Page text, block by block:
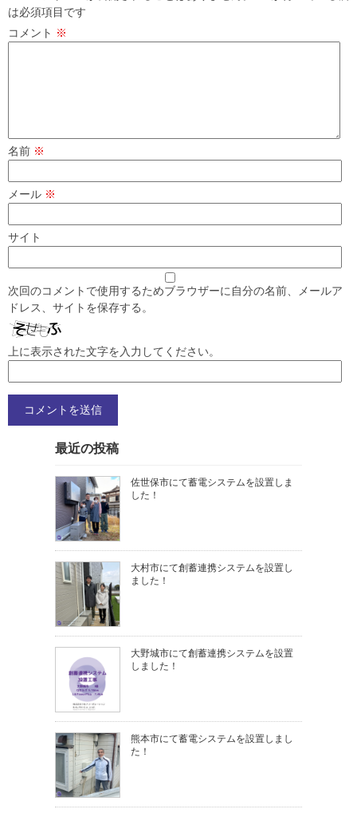
は必須項目です
コメント ※
名前 ※
メール ※
サイト
次回のコメントで使用するためブラウザーに自分の名前、メールア
ドレス、サイトを保存する。
上に表示された文字を入力してください。
最近の投稿
佐世保市にて蓄電システムを設置しま
した！
大村市にて創蓄連携システムを設置し
ました！
大野城市にて創蓄連携システムを設置
しました！
熊本市にて蓄電システムを設置しまし
た！